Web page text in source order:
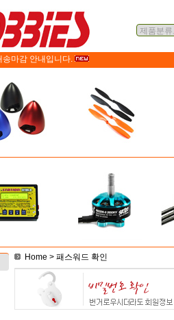
마감 안내입니다.
Home > 패스워드 확인